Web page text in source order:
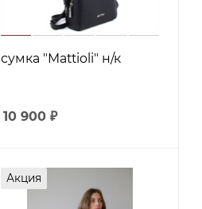
сумка "Mattioli" н/к
10 900₽
Акция